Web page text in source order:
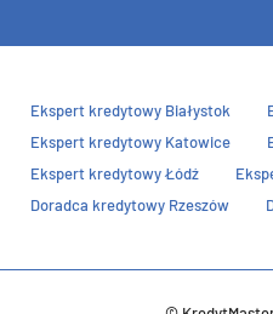
Ekspert kredytowy Białystok
Ekspert kredytowy Katowice
Ekspert kredytowy Łódź
Doradca kredytowy Rzeszów